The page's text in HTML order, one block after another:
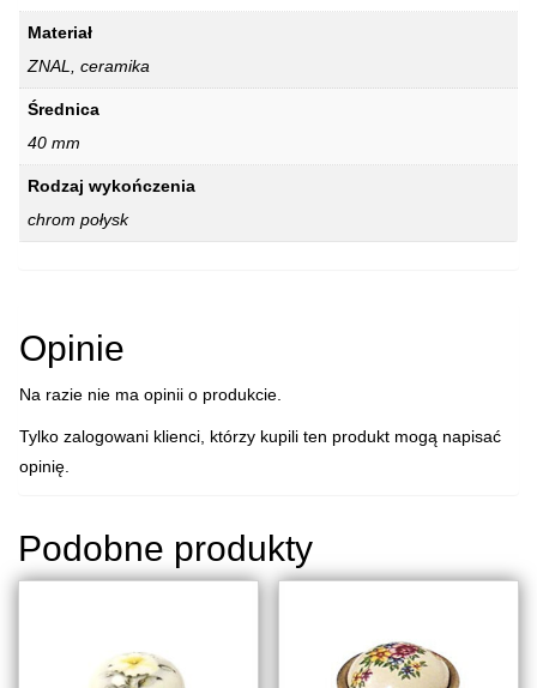
Materiał
ZNAL, ceramika
Średnica
40 mm
Rodzaj wykończenia
chrom połysk
Opinie
Na razie nie ma opinii o produkcie.
Tylko zalogowani klienci, którzy kupili ten produkt mogą napisać
opinię.
Podobne produkty